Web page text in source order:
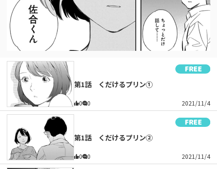
第1話 くだけるプリン①
0 0 2021/11/4
第1話 くだけるプリン②
0 0 2021/11/4